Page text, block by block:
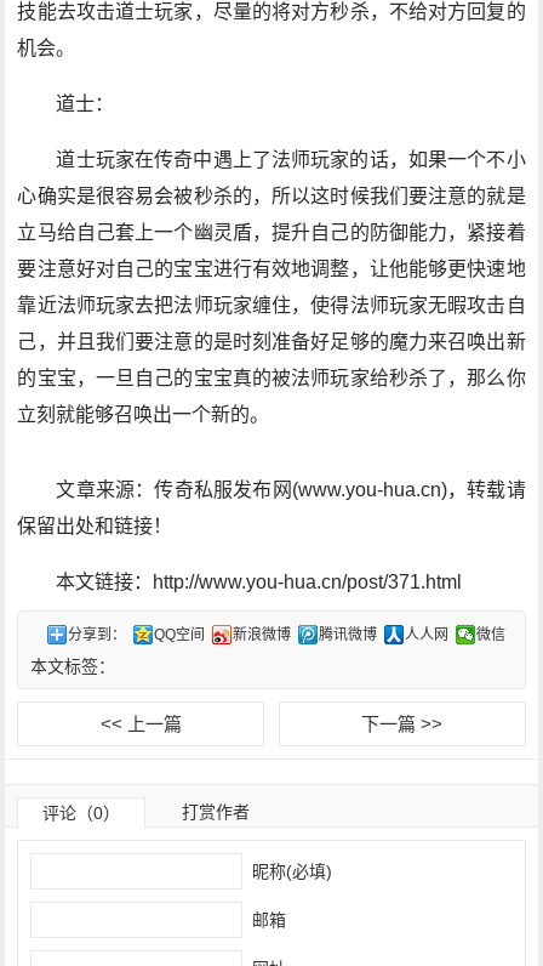
技能去攻击道士玩家，尽量的将对方秒杀，不给对方回复的
机会。
道士：
道士玩家在传奇中遇上了法师玩家的话，如果一个不小
心确实是很容易会被秒杀的，所以这时候我们要注意的就是
立马给自己套上一个幽灵盾，提升自己的防御能力，紧接着
要注意好对自己的宝宝进行有效地调整，让他能够更快速地
靠近法师玩家去把法师玩家缠住，使得法师玩家无暇攻击自
己，并且我们要注意的是时刻准备好足够的魔力来召唤出新
的宝宝，一旦自己的宝宝真的被法师玩家给秒杀了，那么你
立刻就能够召唤出一个新的。
文章来源：传奇私服发布网(www.you-hua.cn)，转载请
保留出处和链接！
本文链接：http://www.you-hua.cn/post/371.html
分享到： QQ空间 新浪微博 腾讯微博 人人网 微信
本文标签：
<< 上一篇 下一篇 >>
评论（0） 打赏作者
昵称(必填)
邮箱